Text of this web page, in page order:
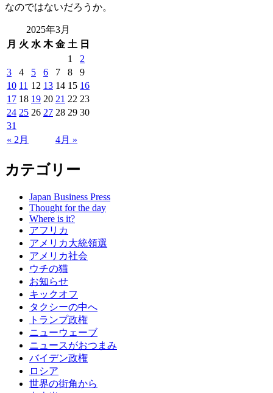
なのではないだろうか。
2025年3月
月 火 水 木 金 土 日
« 2月 4月 »
1
2
3
4 5 6 7 8
9
10 11 12 13 14 15 16
17 18 19 20 21 22 23
24 25 26 27 28 29 30
31
カテゴリー
Japan Business Press
Thought for the day
Where is it?
アフリカ
アメリカ大統領選
アメリカ社会
ウチの猫
お知らせ
キックオフ
タクシーの中へ
トランプ政権
ニューウェーブ
ニュースがおつまみ
バイデン政権
ロシア
世界の街角から